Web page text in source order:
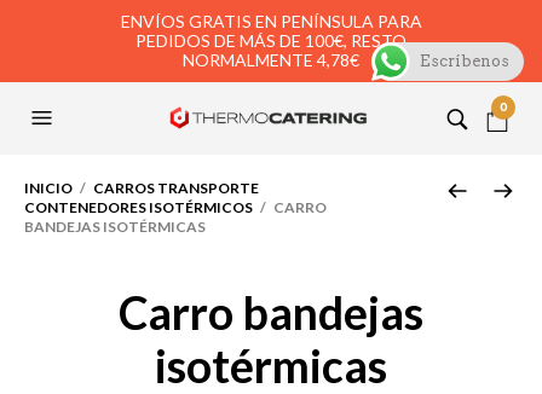
ENVÍOS GRATIS EN PENÍNSULA PARA
PEDIDOS DE MÁS DE 100€, RESTO
NORMALMENTE 4,78€
0
INICIO / CARROS TRANSPORTE
CONTENEDORES ISOTÉRMICOS / CARRO
BANDEJAS ISOTÉRMICAS
Carro bandejas
isotérmicas
Escríbenos